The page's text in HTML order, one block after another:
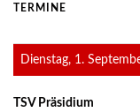
TERMINE
Dienstag, 1.
TSV Präsidium